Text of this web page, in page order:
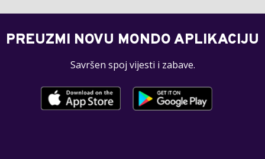
PREUZMI NOVU MONDO APLIKACIJU
Savršen spoj vijesti i zabave.